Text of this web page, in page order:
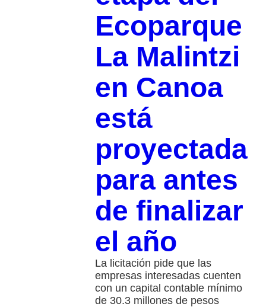
Ecoparque
La Malintzi
en Canoa
está
proyectada
para antes
de finalizar
el año
La licitación pide que las
empresas interesadas cuenten
con un capital contable mínimo
de 30.3 millones de pesos